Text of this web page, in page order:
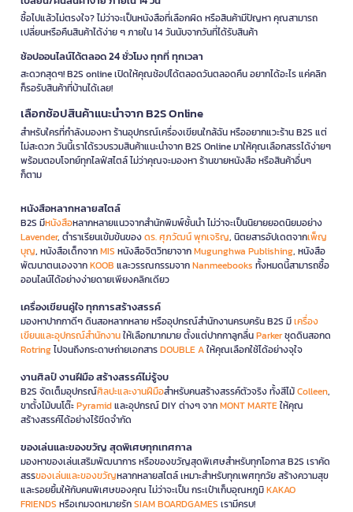
ซื้อไปแล้วไม่ตรงใจ? ไม่ว่าจะเป็นหนังสือที่เลือกผิด หรือสินค้ามีปัญหา คุณสามารถ
เปลี่ยนหรือคืนสินค้าได้ง่าย ๆ ภายใน 14 วันนับจากวันที่ได้รับสินค้า
ช้อปออนไลน์ได้ตลอด 24 ชั่วโมง ทุกที่ ทุกเวลา
สะดวกสุดๆ! B2S online เปิดให้คุณช้อปได้ตลอดวันตลอดคืน อยากได้อะไร แค่คลิก
ก็รอรับสินค้าที่บ้านได้เลย!
เลือกช้อปสินค้าแนะนำจาก B2S Online
สำหรับใครที่กำลังมองหา ร้านอุปกรณ์เครื่องเขียนใกล้ฉัน หรืออยากแวะร้าน B2S แต่
ไม่สะดวก วันนี้เราได้รวบรวมสินค้าแนะนำจาก B2S Online มาให้คุณเลือกสรรได้ง่ายๆ
พร้อมตอบโจทย์ทุกไลฟ์สไตล์ ไม่ว่าคุณจะมองหา ร้านขายหนังสือ หรือสินค้าอื่นๆ
ก็ตาม
หนังสือหลากหลายสไตล์
B2S มีหนังสือหลากหลายแนวจากสำนักพิมพ์ชั้นนำ ไม่ว่าจะเป็นนิยายยอดนิยมอย่าง
Lavender, ตำราเรียนเข้มข้นของดร. ศุภวัฒน์ พุกเจริญ, นิตยสารอัปเดตจากเพ็ญ
บุญ, หนังสือเด็กจากMIS หนังสือจิตวิทยาจากMugunghwa Publishing, หนังสือ
พัฒนาตนเองจากKOOB และวรรณกรรมจากNanmeebooks ทั้งหมดนี้สามารถซื้อ
ออนไลน์ได้อย่างง่ายดายเพียงคลิกเดียว
เครื่องเขียนคู่ใจ ทุกการสร้างสรรค์
มองหาปากกาดีๆ ดินสอหลากหลาย หรืออุปกรณ์สำนักงานครบครัน B2S มีเครื่อง
เขียนและอุปกรณ์สำนักงานให้เลือกมากมาย ตั้งแต่ปากกาลูกลื่นParkerชุดดินสอกด
Rotringไปจนถึงกระดาษถ่ายเอกสารDOUBLE Aให้คุณเลือกใช้ได้อย่างจุใจ
งานศิลป์ งานฝีมือ สร้างสรรค์ไม่รู้จบ
B2S จัดเต็มอุปกรณ์ศิลปะและงานฝีมือสำหรับคนสร้างสรรค์ตัวจริง ทั้งสีไม้Colleen,
ขาตั้งไม้บนโต๊ะPyramidและอุปกรณ์ DIY ต่างๆ จากMONT MARTEให้คุณ
สร้างสรรค์ได้อย่างไร้ขีดจำกัด
ของเล่นและของขวัญ สุดพิเศษทุกเทศกาล
มองหาของเล่นเสริมพัฒนาการ หรือของขวัญสุดพิเศษสำหรับทุกโอกาส B2S เราคัด
สรรของเล่นและของขวัญหลากหลายสไตล์ เหมาะสำหรับทุกเพศทุกวัย สร้างความสุข
และรอยยิ้มให้กับคนพิเศษของคุณ ไม่ว่าจะเป็น กระเป๋าเก็บอุณหภูมิKAKAO
FRIENDS หรือเกมจดหมายรักSIAM BOARDGAMES เรามีครบ!